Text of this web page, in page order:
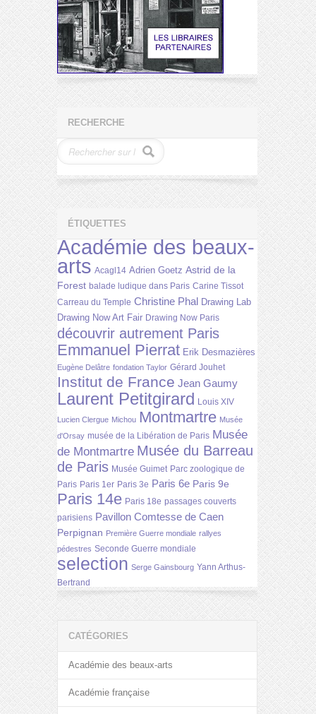
RECHERCHE
ÉTIQUETTES
Académie des beaux-
arts Acagl14 Adrien Goetz Astrid de la
Forest balade ludique dans Paris Carine Tissot
Carreau du Temple Christine Phal Drawing Lab
Drawing Now Art Fair Drawing Now Paris
découvrir autrement Paris
Emmanuel Pierrat Erik Desmazières
Eugène Delâtre fondation Taylor Gérard Jouhet
Institut de France Jean Gaumy
Laurent Petitgirard Louis XIV
Lucien Clergue Michou Montmartre Musée
d'Orsay musée de la Libération de Paris Musée
de Montmartre Musée du Barreau
de Paris Musée Guimet Parc zoologique de
Paris Paris 1er Paris 3e Paris 6e Paris 9e
Paris 14e Paris 18e passages couverts
parisiens Pavillon Comtesse de Caen
Perpignan Première Guerre mondiale rallyes
pédestres Seconde Guerre mondiale
selection Serge Gainsbourg Yann Arthus-
Bertrand
CATÉGORIES
Académie des beaux-arts
Académie française